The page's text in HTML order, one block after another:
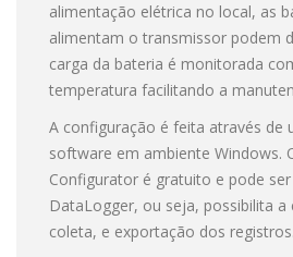
alimentação elétrica no local, as
alimentam o transmissor podem
carga da bateria é monitorada
temperatura facilitando a
A configuração é feita através de
software em ambiente Windows.
Configurator é gratuito e pode
DataLogger, ou seja, possibilita a
coleta, e exportação dos registros.